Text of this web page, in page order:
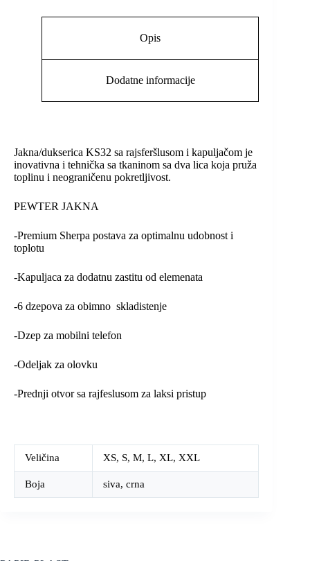
Opis
Dodatne informacije
Jakna/dukserica KS32 sa rajsferšlusom i kapuljačom je
inovativna i tehnička sa tkaninom sa dva lica koja pruža
toplinu i neograničenu pokretljivost.
PEWTER JAKNA
-Premium Sherpa postava za optimalnu udobnost i
toplotu
-Kapuljaca za dodatnu zastitu od elemenata
-6 dzepova za obimno skladistenje
-Dzep za mobilni telefon
-Odeljak za olovku
-Prednji otvor sa rajfeslusom za laksi pristup
Veličina XS, S, M, L, XL, XXL
Boja siva, crna